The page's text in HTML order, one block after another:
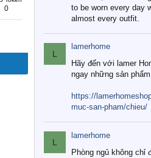
0
to be worn every day
almost every outfit.
L
lamerhome
Hãy đến với lamer
ngay những sản
https://
muc-san-pham/chieu/
L
lamerhome
Phòng ngủ không chỉ